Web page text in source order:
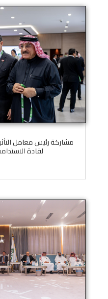
مشاركة رئيس معامل
لقادة